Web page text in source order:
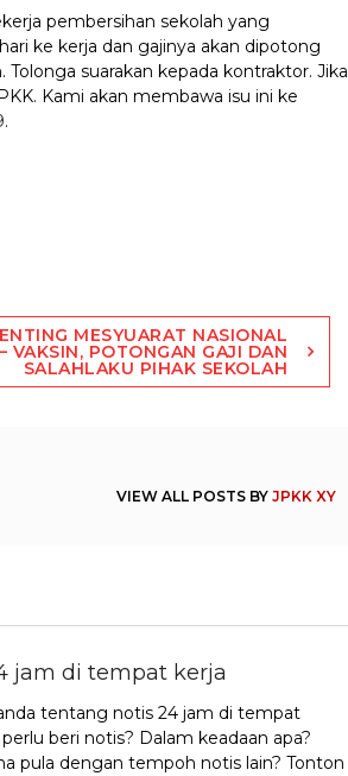
pembersihan sekolah yang
ke kerja dan gajinya akan dipotong
suarakan kepada kontraktor. Jika
Kami akan membawa isu ini ke
.
MESYUARAT NASIONAL
VAKSIN, POTONGAN GAJI DAN
SALAHLAKU PIHAK SEKOLAH
VIEW ALL POSTS BYJPKK XY
jam di tempat kerja
tentang notis 24 jam di tempat
perlu beri notis? Dalam keadaan apa?
pula dengan tempoh notis lain? Tonton